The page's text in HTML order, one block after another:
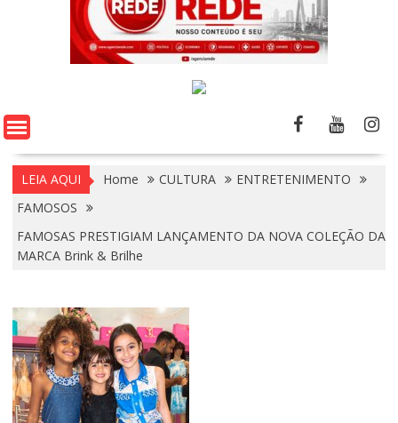
LEIA AQUI Home CULTURA
ENTRETENIMENTO
FAMOSOS
FAMOSAS PRESTIGIAM LANÇAMENTO DA NOVA COLEÇÃO DA
MARCA Brink & Brilhe